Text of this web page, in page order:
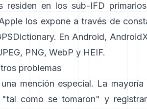
residen en los sub-IFD
los expone a través de
. En Android,
PNG, WebP y HEIF.
problemas
mención especial. La
"tal como se tomaron" y